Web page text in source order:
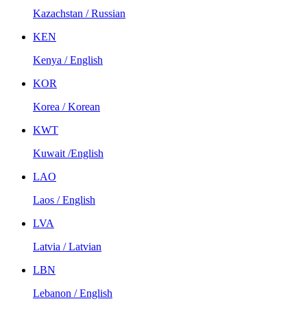
Kazachstan / Russian
KEN
Kenya / English
KOR
Korea / Korean
KWT
Kuwait /English
LAO
Laos / English
LVA
Latvia / Latvian
LBN
Lebanon / English